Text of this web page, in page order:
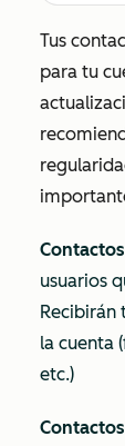
Tus
para tu
usuarios
Recibirán
la cuenta
etc.)